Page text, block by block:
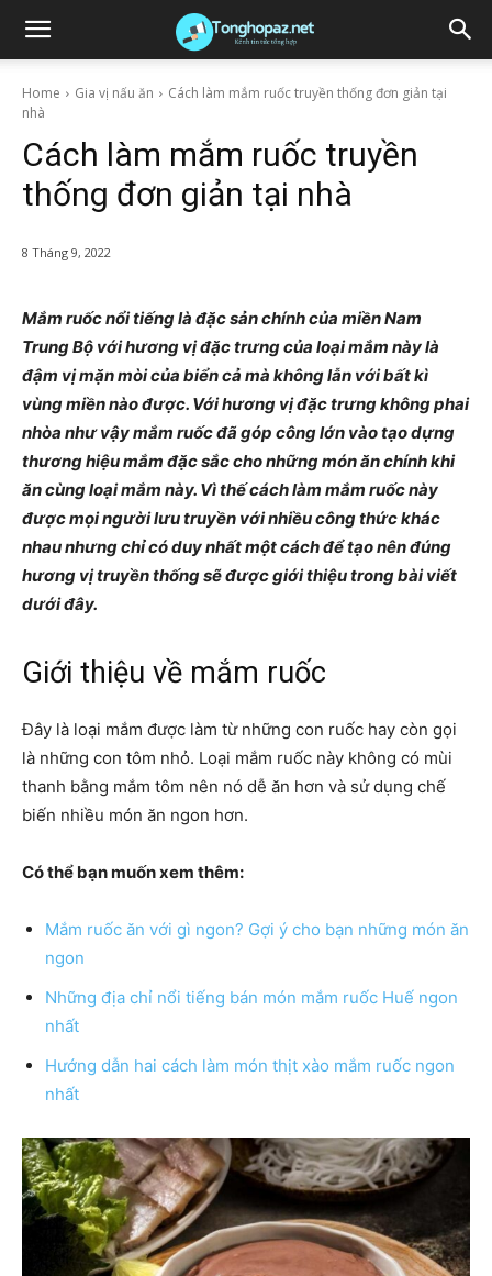
Home Gia vị nấu ăn
Cách làm mắm ruốc truyền thống đơn giản tại
nhà
Cách làm mắm ruốc truyền
thống đơn giản tại nhà
8 Tháng 9, 2022
Mắm ruốc nổi tiếng là đặc sản chính của miền Nam
Trung Bộ với hương vị đặc trưng của loại mắm này là
đậm vị mặn mòi của biển cả mà không lẫn với bất kì
vùng miền nào được. Với hương vị đặc trưng không phai
nhòa như vậy mắm ruốc đã góp công lớn vào tạo dựng
thương hiệu mắm đặc sắc cho những món ăn chính khi
ăn cùng loại mắm này. Vì thế cách làm mắm ruốc này
được mọi người lưu truyền với nhiều công thức khác
nhau nhưng chỉ có duy nhất một cách để tạo nên đúng
hương vị truyền thống sẽ được giới thiệu trong bài viết
dưới đây.
Giới thiệu về mắm ruốc
Đây là loại mắm được làm từ những con ruốc hay còn gọi
là những con tôm nhỏ. Loại mắm ruốc này không có mùi
thanh bằng mắm tôm nên nó dễ ăn hơn và sử dụng chế
biến nhiều món ăn ngon hơn.
Có thể bạn muốn xem thêm:
Mắm ruốc ăn với gì ngon? Gợi ý cho bạn những món ăn
ngon
Những địa chỉ nổi tiếng bán món mắm ruốc Huế ngon
nhất
Hướng dẫn hai cách làm món thịt xào mắm ruốc ngon
nhất